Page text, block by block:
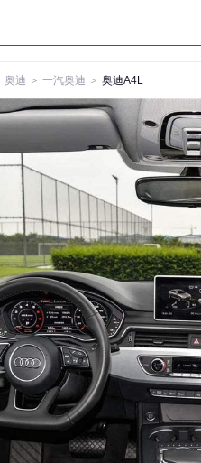
奥迪 ＞ 一汽奥迪 ＞ 奥迪A4L